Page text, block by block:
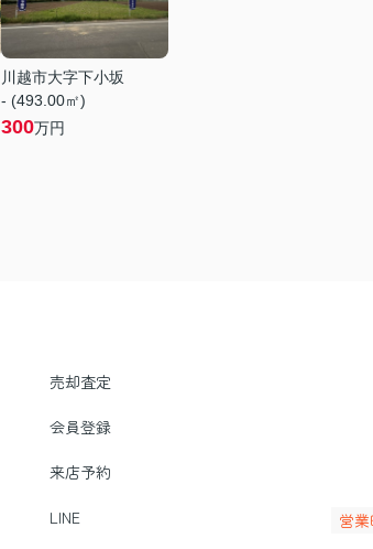
川越市大字下小坂
- (493.00㎡)
300万円
売却査定
会員登録
来店予約
LINE 営